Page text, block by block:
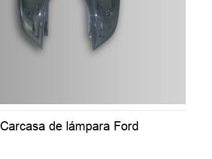
Carcasa de lámpara Ford